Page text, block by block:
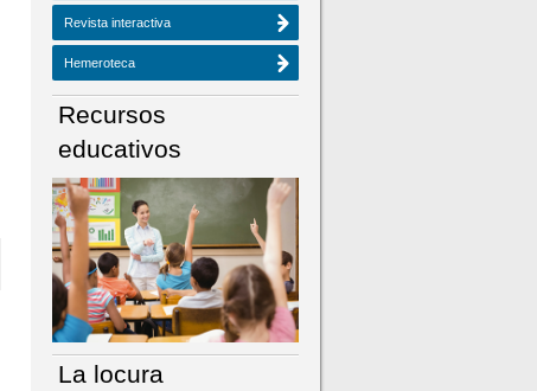
Revista interactiva
Hemeroteca
Recursos
educativos
La locura